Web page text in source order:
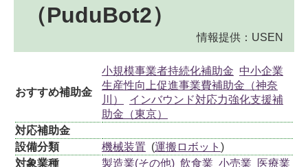
（PuduBot2）
情報提供：USEN
おすすめ補助金
小規模事業者持続化補助金 中小企業
生産性向上促進事業費補助金（神奈
川）
インバウンド対応力強化支援補
助金（東京）
対応補助金
設備分類
機械装置 (運搬ロボット )
対象業種
製造業(その他) 飲食業 小売業 医療業